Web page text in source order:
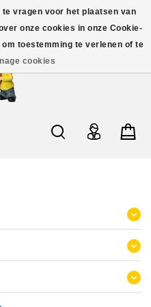
vragen voor het plaatsen van
onze cookies in onze Cookie-
toestemming te verlenen of te
cookies